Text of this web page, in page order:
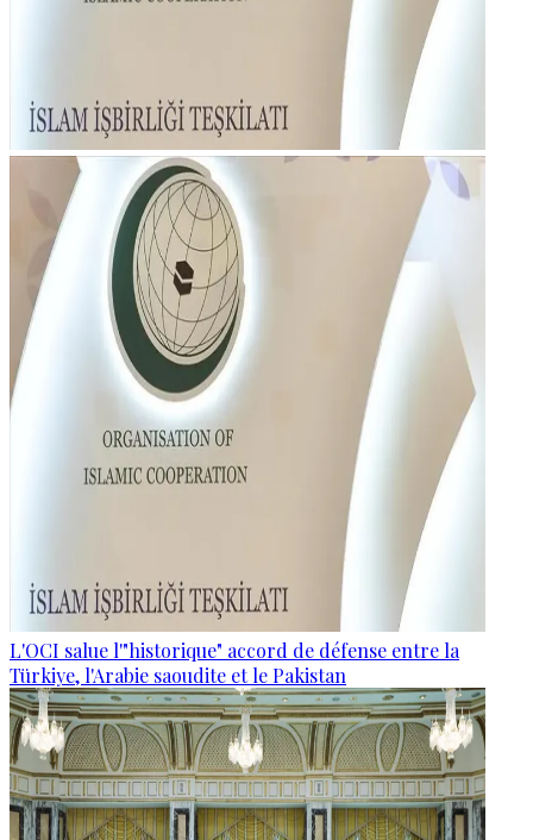
L'OCI salue l'"historique" accord de défense entre la
Türkiye, l'Arabie saoudite et le Pakistan